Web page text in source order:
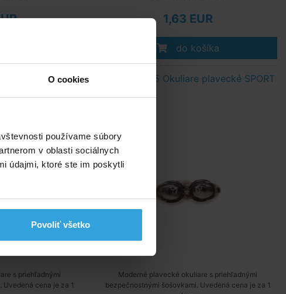
O cookies
používame súbory
v oblasti sociálnych
údajmi, ktoré ste im poskytli
Povoliť všetko
1,63 EUR
do košíka
plavecké junior
s priehľadnými
cena je za 1
INTEX 55685 Okuliare plavecké SPORT
Moderné plavecké okuliare s priehľadnými
bezpečnostnými šošovkami. Uvedená cena je za 1